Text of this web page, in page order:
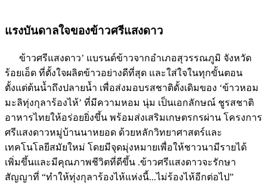
แรงบันดาลใจของข้าวศรีแสงดาว
ข้าวศรีแสงดาว’ แบรนด์ข้าวจากอำเภอสุวรรณภูมิ จังหวัด
ร้อยเอ็ด ที่ตั้งใจผลิตข้าวอย่างดีที่สุด และใส่ใจในทุกขั้นตอน
ตั้งแต่ต้นน้ำถึงปลายน้ำ เพื่อส่งมอบรสชาติดั้งเดิมของ ‘ข้าวหอม
มะลิทุ่งกุลาร้องไห้’ ที่มีความหอม นุ่ม เป็นเอกลักษณ์ ชูรสชาติ
อาหารไทยให้อร่อยยิ่งขึ้น พร้อมส่งเสริมเกษตรกรผ่าน โครงการ
ศรีแสงดาวหมู่บ้านนาหยอด ด้วยหลักวิทยาศาสตร์และ
เทคโนโลยีสมัยใหม่ โดยมีจุดมุ่งหมายเพื่อให้ชาวนามีรายได้
เพิ่มขึ้นและมีคุณภาพชีวิตที่ดีขึ้น .ข้าวศรีแสงดาวจะรักษา
สัญญาที่ “ทำให้ทุ่งกุลาร้องไห้แห่งนี้...ไม่ร้องไห้อีกต่อไป”